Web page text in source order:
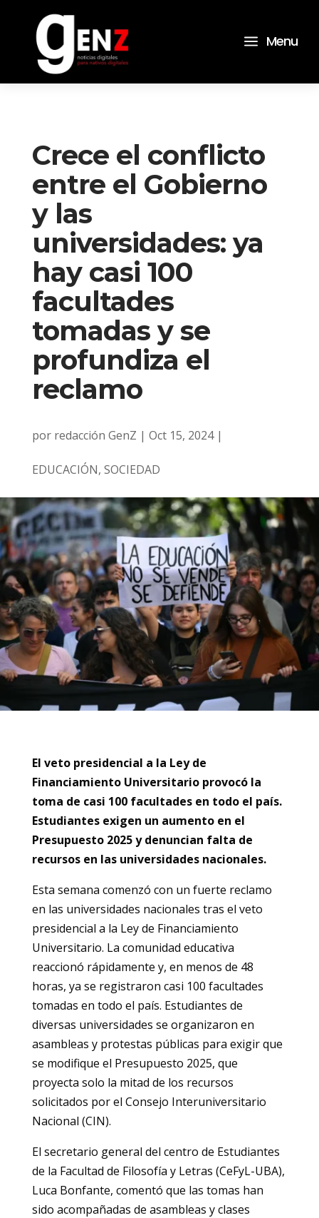
a Menu
Crece el conflicto
entre el Gobierno
y las
universidades: ya
hay casi 100
facultades
tomadas y se
profundiza el
reclamo
por redacción GenZ | Oct 15, 2024|
EDUCACIÓN, SOCIEDAD
El veto presidencial a la Ley de
Financiamiento Universitario provocó la
toma de casi 100 facultades en todo el país.
Estudiantes exigen un aumento en el
Presupuesto 2025 y denuncian falta de
recursos en las universidades nacionales.
Esta semana comenzó con un fuerte reclamo
en las universidades nacionales tras el veto
presidencial a la Ley de Financiamiento
Universitario. La comunidad educativa
reaccionó rápidamente y, en menos de 48
horas, ya se registraron casi 100 facultades
tomadas en todo el país. Estudiantes de
diversas universidades se organizaron en
asambleas y protestas públicas para exigir que
se modifique el Presupuesto 2025, que
proyecta solo la mitad de los recursos
solicitados por el Consejo Interuniversitario
Nacional (CIN).
El secretario general del centro de Estudiantes
de la Facultad de Filosofía y Letras (CeFyL-UBA),
Luca Bonfante, comentó que las tomas han
sido acompañadas de asambleas y clases